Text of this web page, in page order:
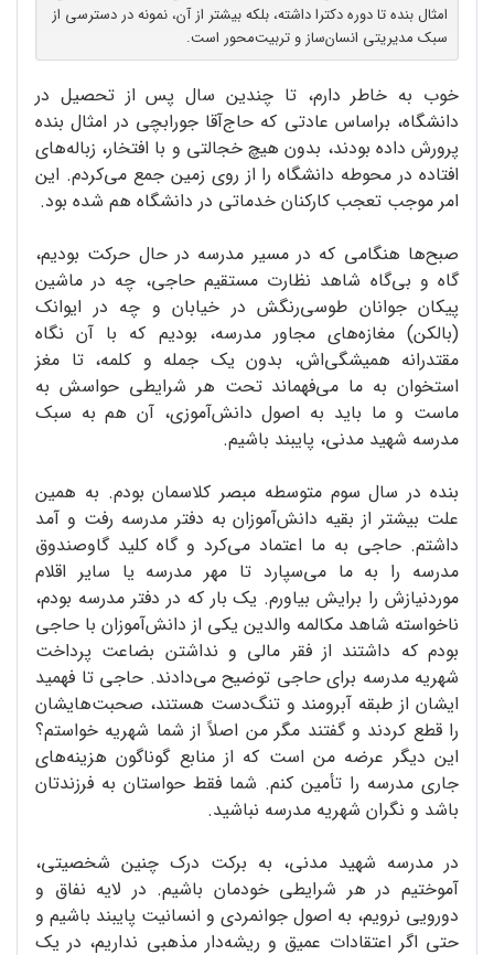
امثال بنده تا دوره دکترا داشته، بلکه بیشتر از آن، نمونه در دسترسی از
سبک مدیریتی انسان‌ساز و تربیت‌محور است.
خوب به خاطر دارم، تا چندین سال پس از تحصیل در
دانشگاه، براساس عادتی که حاج‌آقا جورابچی در امثال بنده
پرورش داده بودند، بدون هیچ خجالتی و با افتخار، زباله‌های
افتاده در محوطه دانشگاه را از روی زمین جمع می‌کردم. این
امر موجب تعجب کارکنان خدماتی در دانشگاه هم شده بود.
صبح‌ها هنگامی که در مسیر مدرسه در حال حرکت بودیم،
گاه و بی‌گاه شاهد نظارت مستقیم حاجی، چه در ماشین
پیکان جوانان طوسی‌رنگش در خیابان و چه در ایوانک
(بالکن) مغازه‌های مجاور مدرسه، بودیم که با آن نگاه
مقتدرانه همیشگی‌اش، بدون یک جمله و کلمه، تا مغز
استخوان به ما می‌فهماند تحت هر شرایطی حواسش به
ماست و ما باید به اصول دانش‌آموزی، آن هم به سبک
مدرسه شهید مدنی، پایبند باشیم.
بنده در سال سوم متوسطه مبصر کلاسمان بودم. به همین
علت بیشتر از بقیه دانش‌آموزان به دفتر مدرسه رفت و آمد
داشتم. حاجی به ما اعتماد می‌کرد و گاه کلید گاوصندوق
مدرسه را به ما می‌سپارد تا مهر مدرسه یا سایر اقلام
موردنیازش را برایش بیاورم. یک ‌بار که در دفتر مدرسه بودم،
ناخواسته شاهد مکالمه والدین یکی از دانش‌آموزان با حاجی
بودم که داشتند از فقر مالی و نداشتن بضاعت پرداخت
شهریه مدرسه برای حاجی توضیح می‌دادند. حاجی تا فهمید
ایشان از طبقه آبرومند و تنگ‌دست هستند، صحبت‌هایشان
را قطع کردند و گفتند مگر من اصلاً از شما شهریه خواستم؟
این دیگر عرضه من است که از منابع گوناگون هزینه‌های
جاری مدرسه را تأمین کنم. شما فقط حواستان به فرزندتان
باشد و نگران شهریه مدرسه نباشید.
در مدرسه شهید مدنی، به برکت درک چنین شخصیتی،
آموختیم در هر شرایطی خودمان باشیم. در لایه نفاق و
دورویی نرویم، به اصول جوانمردی و انسانیت پایبند باشیم و
حتی اگر اعتقادات عمیق و ریشه‌دار مذهبی نداریم، در یک